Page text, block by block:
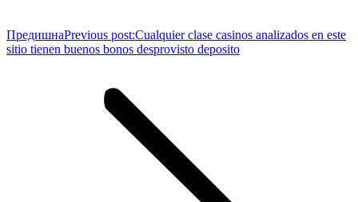
ПредишнаPrevious post:Cualquier clase casinos analizados en este
sitio tienen buenos bonos desprovisto deposito